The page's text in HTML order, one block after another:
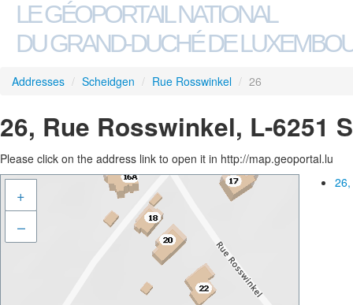
LE GÉOPORTAIL NATIONAL
DU GRAND-DUCHÉ DE
Addresses / Scheidgen / Rue Rosswinkel / 26
26, Rue Rosswinkel, L-6251
Please click on the address link to open it in http://map.geoportal.lu
+
–